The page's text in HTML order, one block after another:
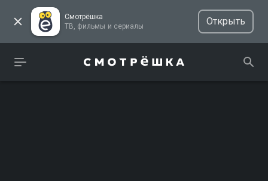
Смотрёшка
ТВ, фильмы и сериалы
Открыть